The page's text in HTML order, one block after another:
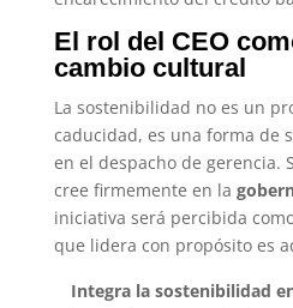
El rol del CEO
cambio cultural
La sostenibilidad no es un
caducidad, es una forma de
en el despacho de gerencia.
cree firmemente en la
iniciativa será percibida
que lidera con propósito es
Integra la sostenibilidad